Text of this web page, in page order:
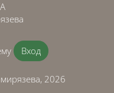
Вход
2026